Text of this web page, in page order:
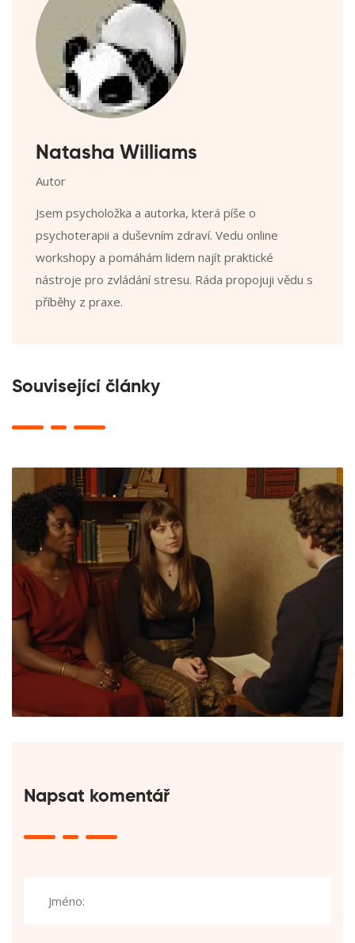
Natasha Williams
Autor
Jsem psycholožka a autorka, která píše o
psychoterapii a duševním zdraví. Vedu online
workshopy a pomáhám lidem najít praktické
nástroje pro zvládání stresu. Ráda propojuji vědu s
příběhy z praxe.
Související články
Napsat komentář